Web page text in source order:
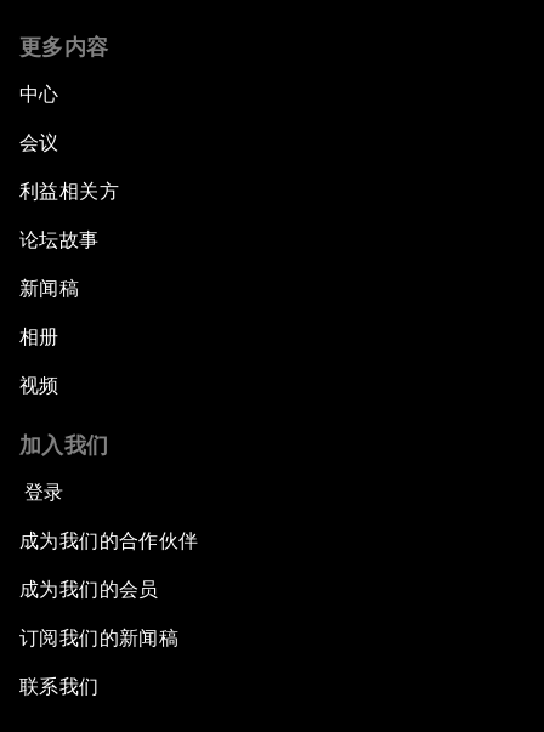
更多内容
中心
会议
利益相关方
论坛故事
新闻稿
相册
视频
加入我们
登录
成为我们的合作伙伴
成为我们的会员
订阅我们的新闻稿
联系我们